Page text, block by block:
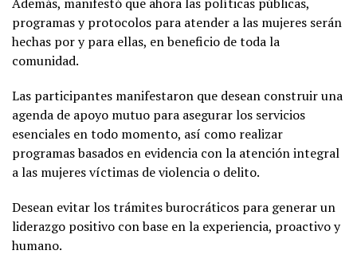
programas y protocolos para atender a las mujeres serán
hechas por y para ellas, en beneficio de toda la
comunidad.
Las participantes manifestaron que desean construir una
agenda de apoyo mutuo para asegurar los servicios
esenciales en todo momento, así como realizar
programas basados en evidencia con la atención integral
a las mujeres víctimas de violencia o delito.
Desean evitar los trámites burocráticos para generar un
liderazgo positivo con base en la experiencia, proactivo y
humano.